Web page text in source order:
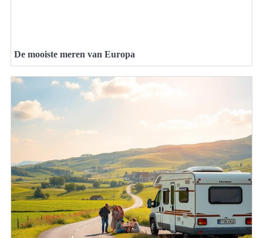
De mooiste meren van Europa